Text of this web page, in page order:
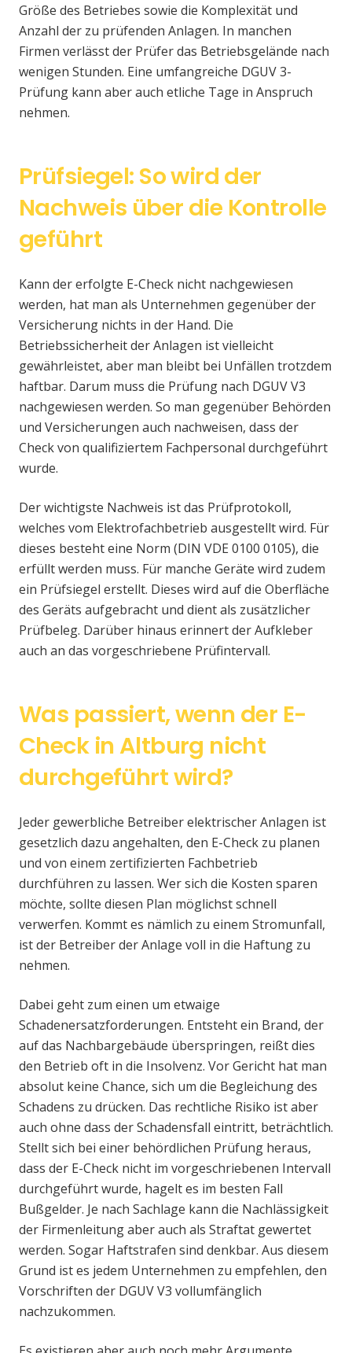
Größe des Betriebes sowie die Komplexität und
Anzahl der zu prüfenden Anlagen. In manchen
Firmen verlässt der Prüfer das Betriebsgelände nach
wenigen Stunden. Eine umfangreiche DGUV 3-
Prüfung kann aber auch etliche Tage in Anspruch
nehmen.
Prüfsiegel: So wird der
Nachweis über die Kontrolle
geführt
Kann der erfolgte E-Check nicht nachgewiesen
werden, hat man als Unternehmen gegenüber der
Versicherung nichts in der Hand. Die
Betriebssicherheit der Anlagen ist vielleicht
gewährleistet, aber man bleibt bei Unfällen trotzdem
haftbar. Darum muss die Prüfung nach DGUV V3
nachgewiesen werden. So man gegenüber Behörden
und Versicherungen auch nachweisen, dass der
Check von qualifiziertem Fachpersonal durchgeführt
wurde.
Der wichtigste Nachweis ist das Prüfprotokoll,
welches vom Elektrofachbetrieb ausgestellt wird. Für
dieses besteht eine Norm (DIN VDE 0100 0105), die
erfüllt werden muss. Für manche Geräte wird zudem
ein Prüfsiegel erstellt. Dieses wird auf die Oberfläche
des Geräts aufgebracht und dient als zusätzlicher
Prüfbeleg. Darüber hinaus erinnert der Aufkleber
auch an das vorgeschriebene Prüfintervall.
Was passiert, wenn der E-
Check in Altburg nicht
durchgeführt wird?
Jeder gewerbliche Betreiber elektrischer Anlagen ist
gesetzlich dazu angehalten, den E-Check zu planen
und von einem zertifizierten Fachbetrieb
durchführen zu lassen. Wer sich die Kosten sparen
möchte, sollte diesen Plan möglichst schnell
verwerfen. Kommt es nämlich zu einem Stromunfall,
ist der Betreiber der Anlage voll in die Haftung zu
nehmen.
Dabei geht zum einen um etwaige
Schadenersatzforderungen. Entsteht ein Brand, der
auf das Nachbargebäude überspringen, reißt dies
den Betrieb oft in die Insolvenz. Vor Gericht hat man
absolut keine Chance, sich um die Begleichung des
Schadens zu drücken. Das rechtliche Risiko ist aber
auch ohne dass der Schadensfall eintritt, beträchtlich.
Stellt sich bei einer behördlichen Prüfung heraus,
dass der E-Check nicht im vorgeschriebenen Intervall
durchgeführt wurde, hagelt es im besten Fall
Bußgelder. Je nach Sachlage kann die Nachlässigkeit
der Firmenleitung aber auch als Straftat gewertet
werden. Sogar Haftstrafen sind denkbar. Aus diesem
Grund ist es jedem Unternehmen zu empfehlen, den
Vorschriften der DGUV V3 vollumfänglich
nachzukommen.